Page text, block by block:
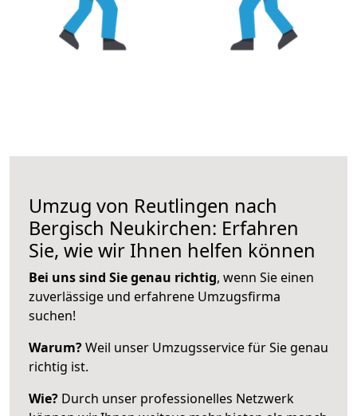
Umzug von Reutlingen nach
Bergisch Neukirchen: Erfahren
Sie, wie wir Ihnen helfen können
Bei uns sind Sie genau richtig, wenn Sie einen
zuverlässige und erfahrene Umzugsfirma
suchen!
Warum?Weil unser Umzugsservice für Sie genau
richtig ist.
Wie? Durch unser professionelles Netzwerk